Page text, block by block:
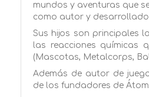
mundos y aventuras que
como autor y
Sus hijos son principales
las reacciones químicas
(Mascotas, Metalcorps,
Además de autor de
de los fundadores de